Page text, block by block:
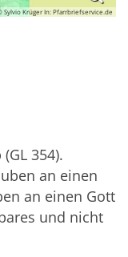
Sylvio Krüger In: Pfarrbriefservice.de
354).
an einen
an einen Gott
und nicht